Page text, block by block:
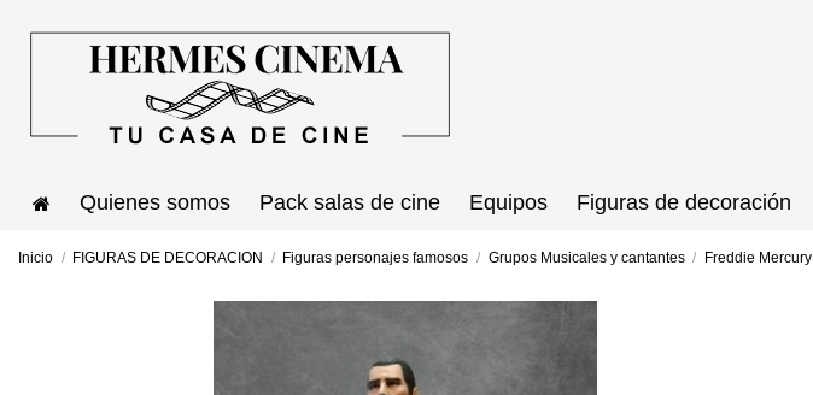
Quienes somos Pack salas de cine Equipos Figuras de decoración
Inicio FIGURAS DE DECORACION Figuras personajes famosos Grupos Musicales y cantantes Freddie Mercury